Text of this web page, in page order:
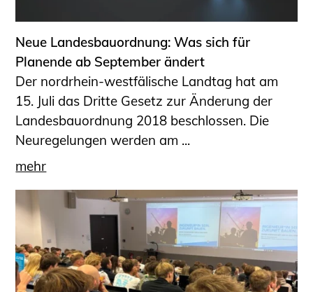
Informationen für Schülerinnen,
Schüler und Studierende
Projekte für Schülerinnen und Schüler
START.ING. Das Studierenden Praxis-
Programm
Wissenswertes für Studierende
Wettbewerbe für Studierende
BLING.BLING.
Kammer Newsletter
Presse
Kontakt und Anfahrt
Impressum
Neue Landesbauordnung: Was sich für
Planende ab September ändert
Der nordrhein-westfälische Landtag hat am
15. Juli das Dritte Gesetz zur Änderung der
Landesbauordnung 2018 beschlossen. Die
Neuregelungen werden am ...
mehr